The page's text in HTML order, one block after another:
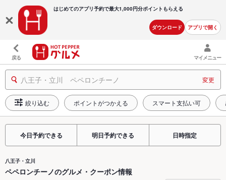
はじめてのアプリ予約で最大1,000円分ポイントもらえる
ダウンロード アプリで開く
戻る マイメニュー
八王子・立川 ペペロンチーノ 変更
絞り込む ポイントがつかえる スマート支払い可
今日予約できる 明日予約できる 日時指定
八王子・立川
ペペロンチーノのグルメ・クーポン情報